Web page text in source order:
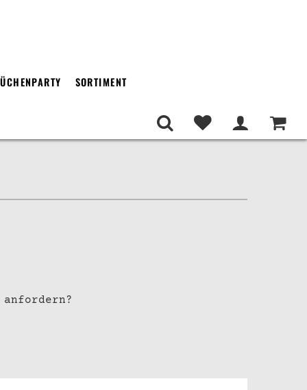
SORTIMENT